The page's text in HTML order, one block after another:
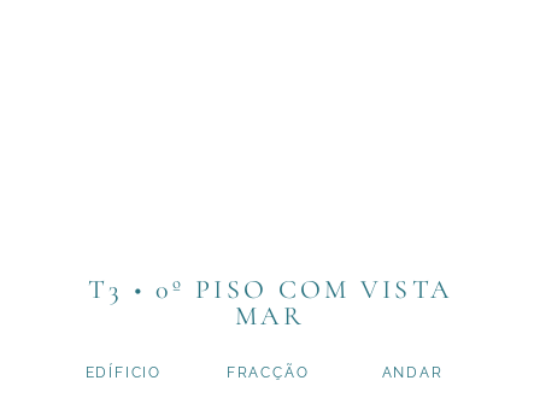
T3 • 0º PISO COM VISTA
MAR
EDÍFICIO FRACÇÃO ANDAR